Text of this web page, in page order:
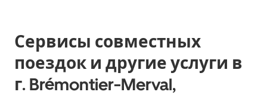
Сервисы совместных
поездок и другие услуги в
г. Brémontier-Merval,